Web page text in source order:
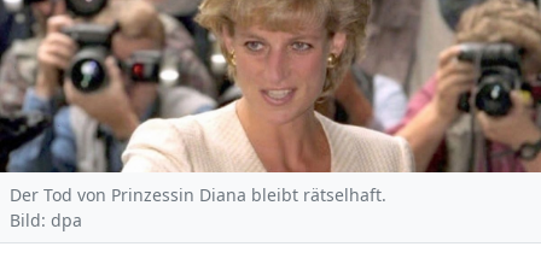
Der Tod von Prinzessin Diana bleibt rätselhaft.
Bild: dpa